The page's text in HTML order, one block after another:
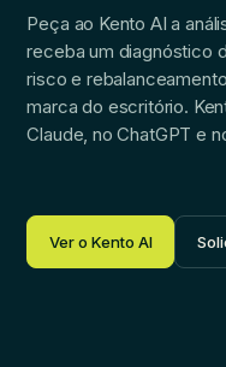
Peça ao Kento AI a
receba um diagnóstico
risco e
marca do escritório.
Claude, no ChatGPT e
Ver o Kento AI